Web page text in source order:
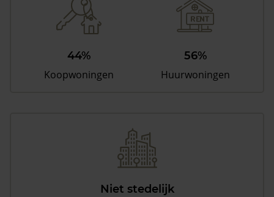
44%
Koopwoningen
56%
Huurwoningen
Niet stedelijk